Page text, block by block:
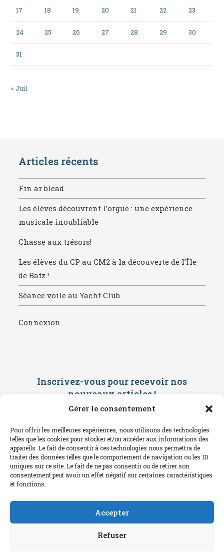
Gérer le consentement
Pour offrir les meilleures expériences, nous utilisons des technologies
telles que les cookies pour stocker et/ou accéder aux informations des
appareils. Le fait de consentir à ces technologies nous permettra de
traiter des données telles que le comportement de navigation ou les ID
uniques sur ce site. Le fait de ne pas consentir ou de retirer son
consentement peut avoir un effet négatif sur certaines caractéristiques
et fonctions.
Accepter
Refuser
17 18 19 20 21 22 23
24 25 26 27 28 29 30
31
« Juil
Articles récents
Fin ar blead
Les élèves découvrent l’orgue : une expérience
musicale inoubliable
Chasse aux trésors!
Les élèves du CP au CM2 à la découverte de l’Île
de Batz !
Séance voile au Yacht Club
Connexion
Inscrivez-vous pour recevoir nos
nouveaux articles !
Saisissez ci-dessous votre adresse
confirmation par mail. Consultez vos
spams !